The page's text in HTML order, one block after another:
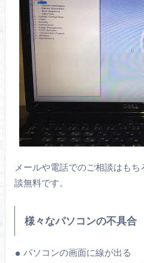
メールや電話でのご相談はも
談無料です。
様々なパソコンの不具合
パソコンの画面に線が出る